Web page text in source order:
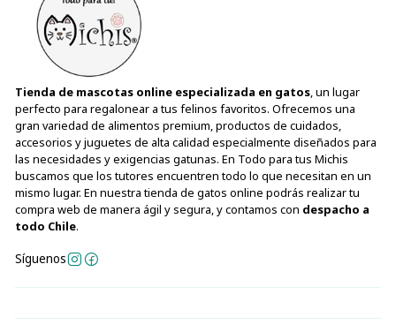
Tienda de mascotas online especializada en gatos, un lugar
perfecto para regalonear a tus felinos favoritos. Ofrecemos una
gran variedad de alimentos premium, productos de cuidados,
accesorios y juguetes de alta calidad especialmente diseñados para
las necesidades y exigencias gatunas. En Todo para tus Michis
buscamos que los tutores encuentren todo lo que necesitan en un
mismo lugar. En nuestra tienda de gatos online podrás realizar tu
compra web de manera ágil y segura, y contamos con despacho a
todo Chile.
Síguenos